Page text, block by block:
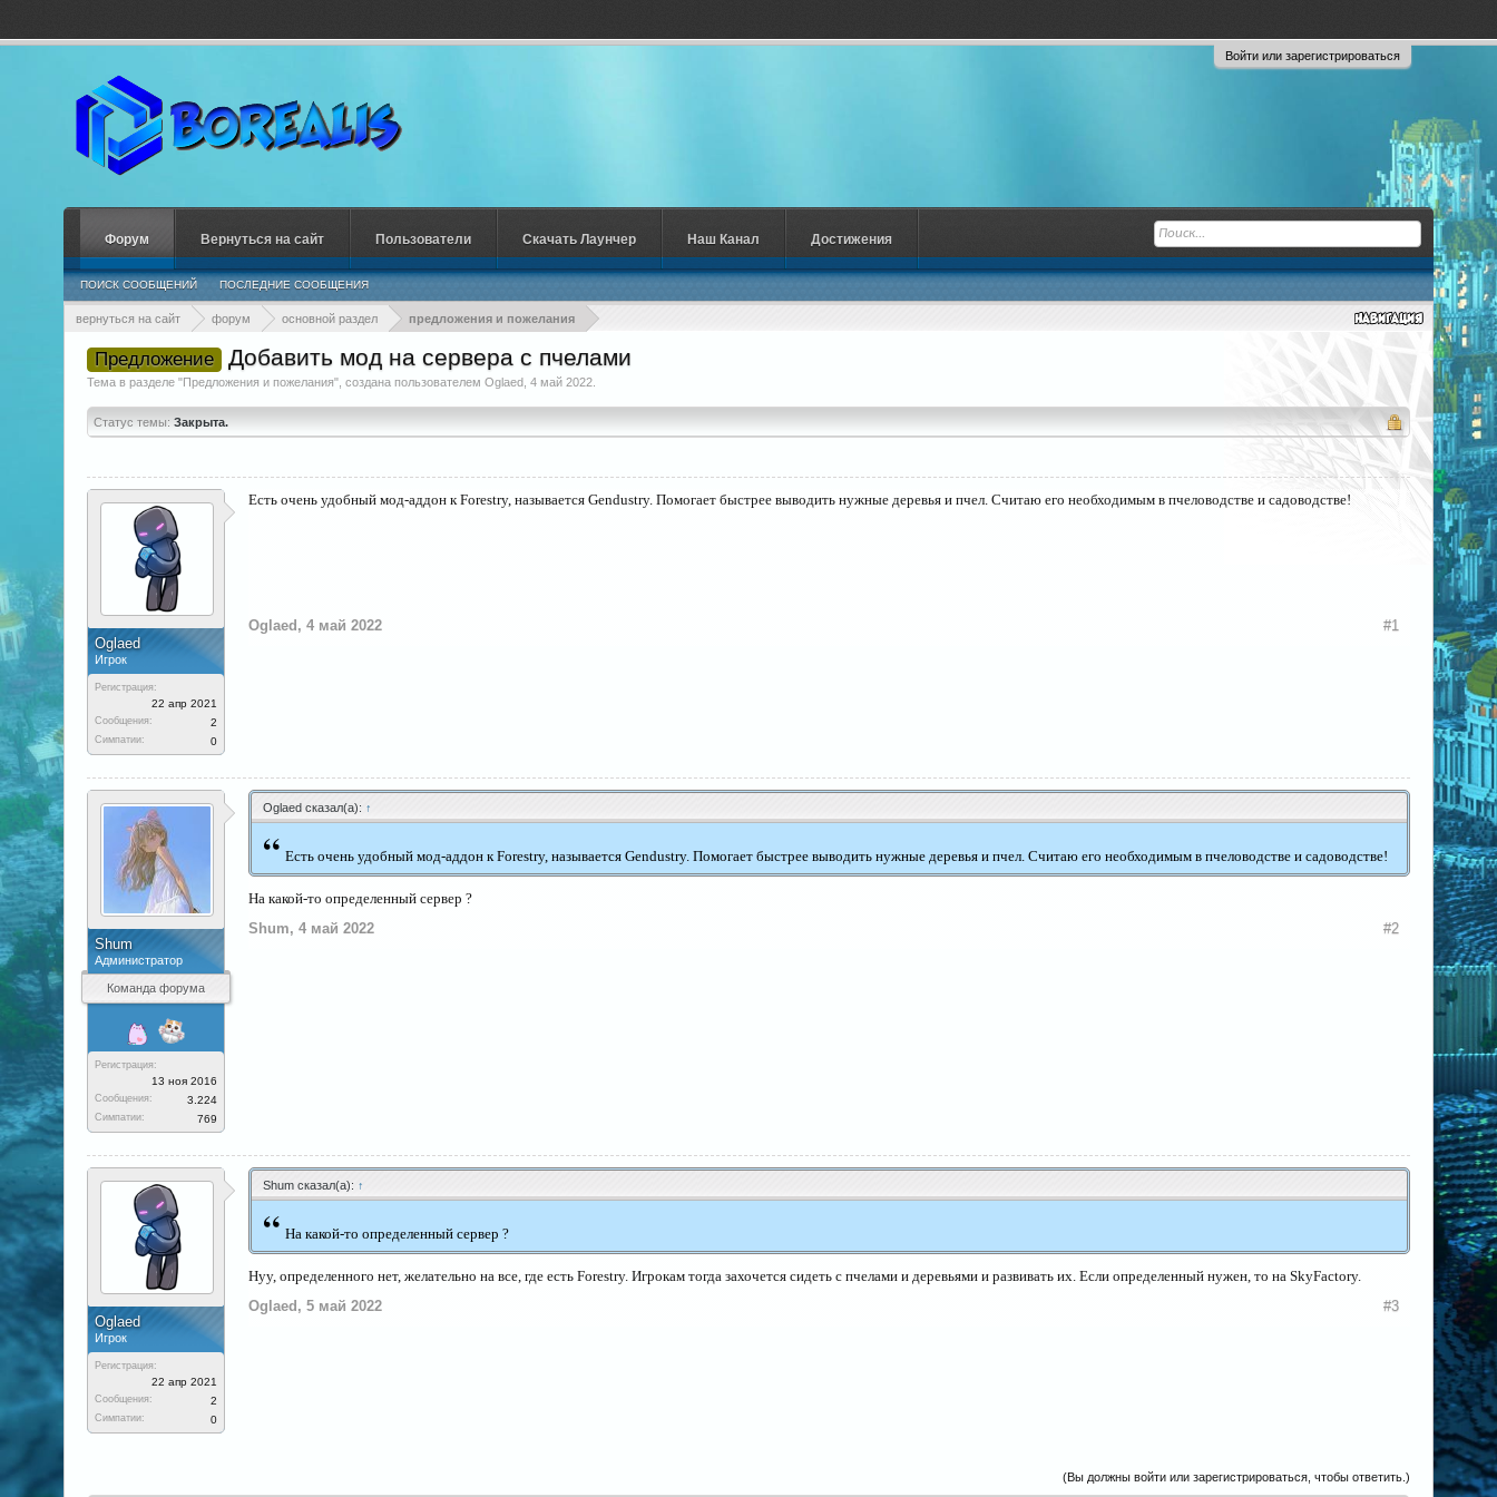
Войти или зарегистрироваться
вернуться на сайт форум основной раздел предложения и пожелания
Предложение Добавить мод на сервера с пчелами
Тема в разделе "Предложения и пожелания", создана пользователем Oglaed 4 май 2022
Статус темы: Закрыта.
Oglaed
Игрок
Регистрация:
22 апр 2021
Сообщения: 2
Симпатии: 0
Есть очень удобный мод-аддон к Forestry, называется Gendustry. Помогает быстрее выводить нужные деревья и пчел. Считаю его необходимым в пчеловодстве и садоводстве!
Oglaed , 4 май 2022 #1
Shum
Администратор
Команда форума
Регистрация:
13 ноя 2016
Сообщения: 3.224
Симпатии: 769
Oglaed сказал(а): ↑
“ Есть очень удобный мод-аддон к Forestry, называется Gendustry. Помогает быстрее выводить нужные деревья и пчел. Считаю его необходимым в пчеловодстве и садоводстве!
На какой-то определенный сервер ?
Shum, 4 май 2022 #2
Oglaed
Игрок
Регистрация:
22 апр 2021
Сообщения: 2
Симпатии: 0
Shum сказал(а): ↑
“ На какой-то определенный сервер ?
Нуу, определенного нет, желательно на все, где есть Forestry. Игрокам тогда захочется сидеть с пчелами и деревьями и развивать их. Если определенный нужен, то на SkyFactory.
Oglaed , 5 май 2022 #3
(Вы должны войти или зарегистрироваться, чтобы ответить.)
Форум
ПОИСК СООБЩЕНИЙ ПОСЛЕДНИЕ СООБЩЕНИЯ
Вернуться на сайт Пользователи Скачать Лаунчер Наш Канал Достижения